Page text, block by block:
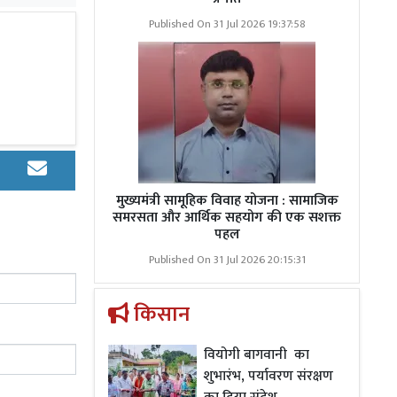
से ओबरा
व्हीलर
Published On 31 Jul 2026 19:37:58
मुख्यमंत्री सामूहिक विवाह योजना : सामाजिक
समरसता और आर्थिक सहयोग की एक सशक्त
पहल
Published On 31 Jul 2026 20:15:31
किसान
वियोगी बागवानी का
शुभारंभ, पर्यावरण संरक्षण